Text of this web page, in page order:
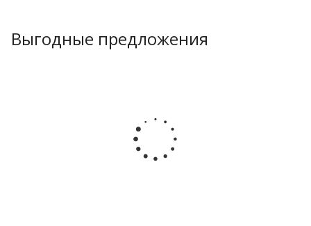
Выгодные предложения